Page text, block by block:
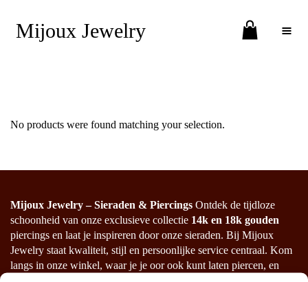
Mijoux Jewelry Toggle Menu
No products were found matching your selection.
Mijoux Jewelry – Sieraden & Piercings Ontdek de tijdloze
schoonheid van onze exclusieve collectie 14k en 18k gouden
piercings en laat je inspireren door onze sieraden. Bij Mijoux
Jewelry staat kwaliteit, stijl en persoonlijke service centraal. Kom
langs in onze winkel, waar je je oor ook kunt laten piercen, en